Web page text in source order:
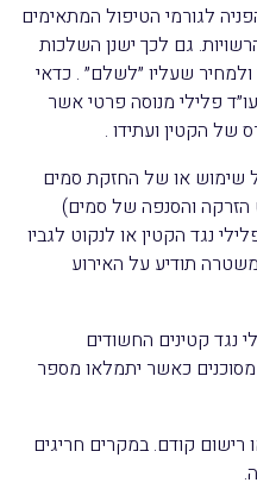
לגורמי הטיפול המתאימים
גם לכך ישנן השלכות
שעליו ״לשלם״ . כדאי
פלילי מנוסה פרטי אשר
של הקטין ועתידו .
שימוש או של החזקת סמים
הזרקה והסנפה של סמים)
נגד הקטין או לנקוט לגביו
תודיע על האירוע
קטינים החשודים
כאשר יתמלאו מספר
קודם. במקרים חריגים